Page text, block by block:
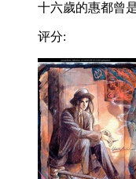
十六歲的惠都曾
评分: